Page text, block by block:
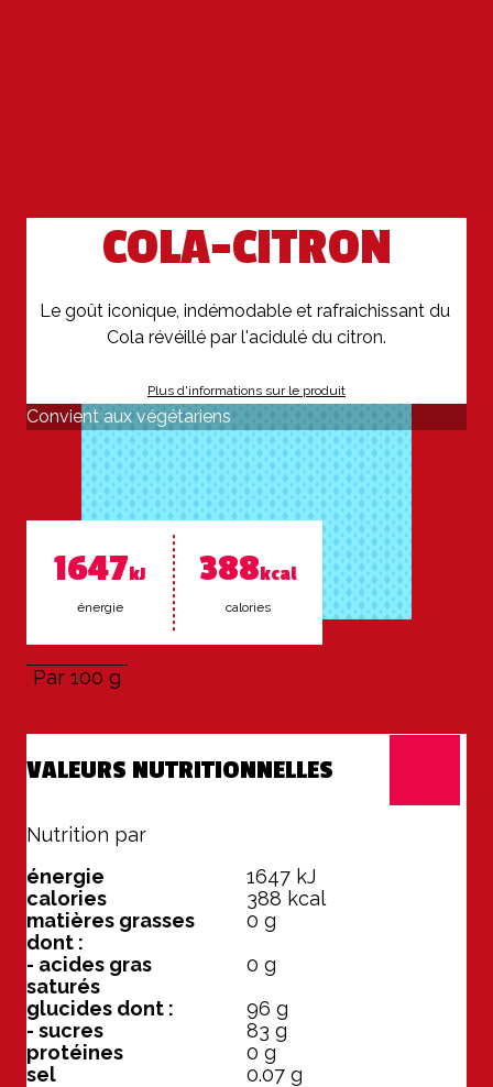
COLA-CITRON
Le goût iconique, indémodable et rafraichissant du
Cola révéillé par l'acidulé du citron.
Plus d'informations sur le produit
Convient aux végétariens
1647kJ
éner­gie
388kcal
ca­lo­ries
Par 100 g
VALEURS NUTRITIONNELLES
Nutrition par
énergie 1647 kJ
calories
388 kcal
matières grasses
dont :
0 g
- acides gras
saturés
0 g
glucides dont :
96 g
- sucres
83 g
protéines
0 g
sel
0.07 g